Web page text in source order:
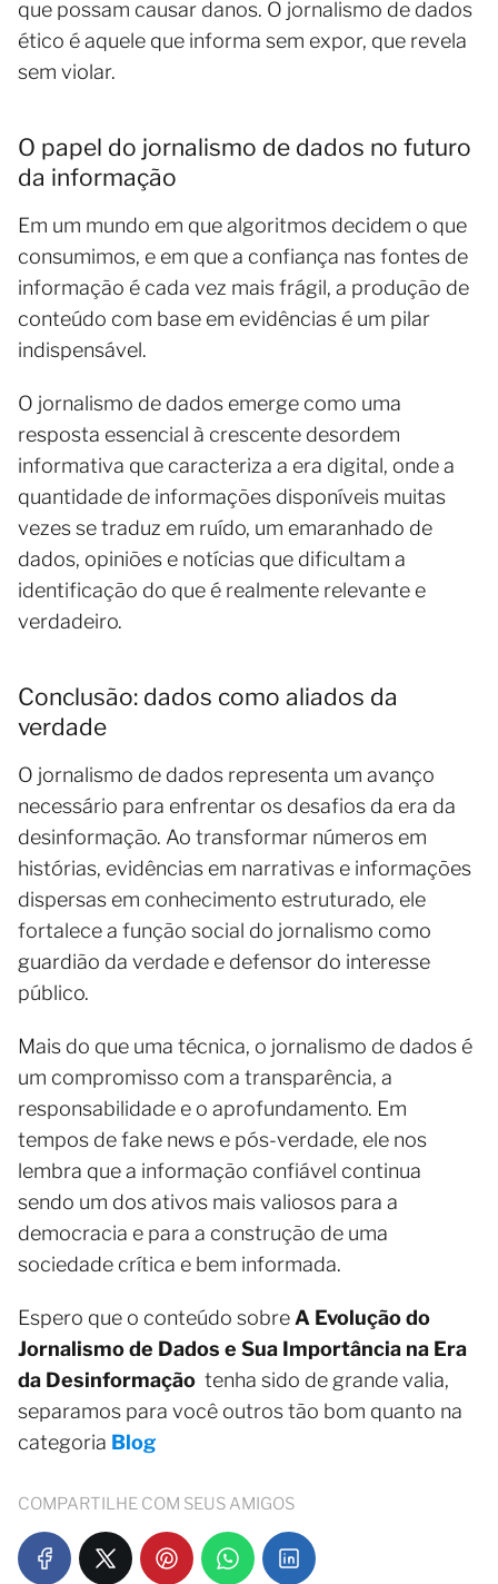
que possam causar danos. O jornalismo de dados
ético é aquele que informa sem expor, que revela
sem violar.
O papel do jornalismo de dados no futuro
da informação
Em um mundo em que algoritmos decidem o que
consumimos, e em que a confiança nas fontes de
informação é cada vez mais frágil, a produção de
conteúdo com base em evidências é um pilar
indispensável.
O jornalismo de dados emerge como uma
resposta essencial à crescente desordem
informativa que caracteriza a era digital, onde a
quantidade de informações disponíveis muitas
vezes se traduz em ruído, um emaranhado de
dados, opiniões e notícias que dificultam a
identificação do que é realmente relevante e
verdadeiro.
Conclusão: dados como aliados da
verdade
O jornalismo de dados representa um avanço
necessário para enfrentar os desafios da era da
desinformação. Ao transformar números em
histórias, evidências em narrativas e informações
dispersas em conhecimento estruturado, ele
fortalece a função social do jornalismo como
guardião da verdade e defensor do interesse
público.
Mais do que uma técnica, o jornalismo de dados é
um compromisso com a transparência, a
responsabilidade e o aprofundamento. Em
tempos de fake news e pós-verdade, ele nos
lembra que a informação confiável continua
sendo um dos ativos mais valiosos para a
democracia e para a construção de uma
sociedade crítica e bem informada.
Espero que o conteúdo sobre A Evolução do
Jornalismo de Dados e Sua Importância na Era
da Desinformação tenha sido de grande valia,
separamos para você outros tão bom quanto na
categoria Blog
COMPARTILHE COM SEUS AMIGOS